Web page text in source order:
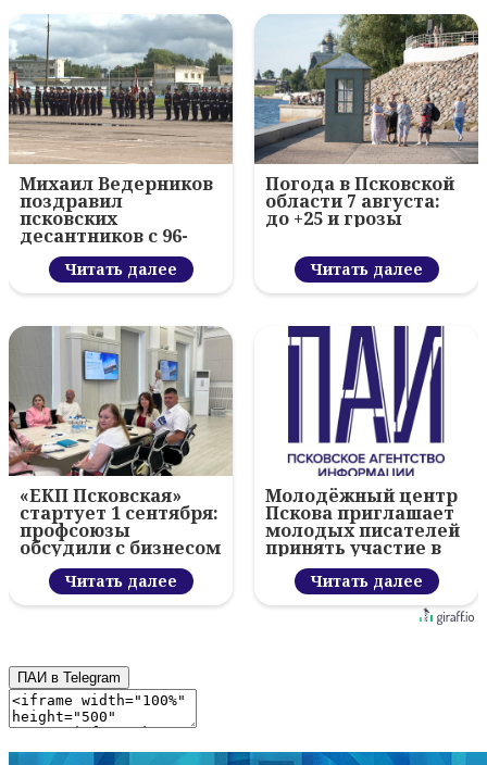
Михаил Ведерников
поздравил
псковских
десантников с 96-
летием ВДВ и
вручил награды
Читать далее
Погода в Псковской
области 7 августа:
до +25 и грозы
Читать далее
«ЕКП Псковская»
стартует 1 сентября:
профсоюзы
обсудили с бизнесом
новый цифровой
проектЧитать далее
Молодёжный центр
Пскова приглашает
молодых писателей
принять участие в
конкурсе "Literary
Burst"Читать далее
ПАИ в Telegram